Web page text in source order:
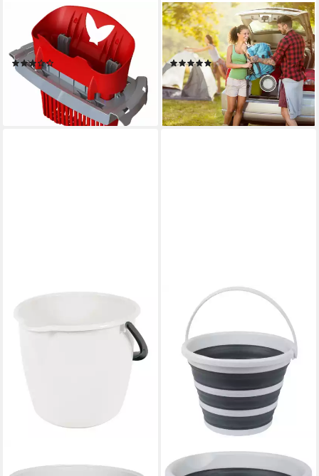
VILEDA
Putzeimer, Ultramax Power
Eimer mit Wringer
ab 21,35 €
lieferbar - in 2-3 Werktagen bei dir
RELAXDAYS
Falteimer Eimer faltbar 10
Liter
(1)
12,99 € UVP29,99 €
-57%
lieferbar - in 2-3 Werktagen bei dir